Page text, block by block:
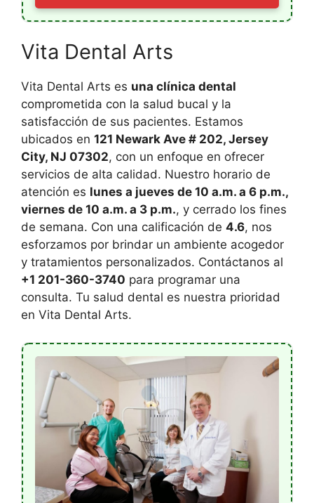
Vita Dental Arts
Vita Dental Arts es una clínica dental
comprometida con la salud bucal y la
satisfacción de sus pacientes. Estamos
ubicados en 121 Newark Ave # 202, Jersey
City, NJ 07302, con un enfoque en ofrecer
servicios de alta calidad. Nuestro horario de
atención es lunes a jueves de 10 a.m. a 6 p.m.,
viernes de 10 a.m. a 3 p.m., y cerrado los fines
de semana. Con una calificación de 4.6, nos
esforzamos por brindar un ambiente acogedor
y tratamientos personalizados. Contáctanos al
+1 201-360-3740 para programar una
consulta. Tu salud dental es nuestra prioridad
en Vita Dental Arts.